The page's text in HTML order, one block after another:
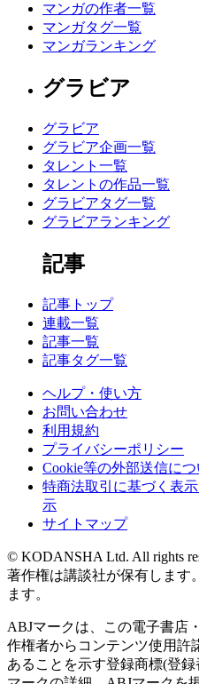
マンガの作者一覧
マンガタグ一覧
マンガランキング
グラビア
グラビア
グラビア企画一覧
タレント一覧
タレントの作品一覧
グラビアタグ一覧
グラビアランキング
記事
記事トップ
連載一覧
記事一覧
記事タグ一覧
ヘルプ・使い方
お問い合わせ
利用規約
プライバシーポリシー
Cookie等の外部送信につ
特商法取引に基づく表
示
サイトマップ
© KODANSHA Ltd. All rights
著作権は講談社が保有します
ます。
ABJマークは、この電子書店
作権者からコンテンツ使用許
あることを示す登録商標(登